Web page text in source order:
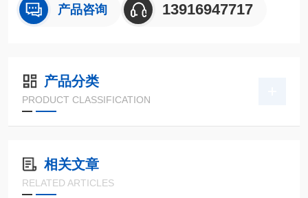
产品咨询 13916947717
产品分类
PRODUCT CLASSIFICATION
相关文章
RELATED ARTICLES